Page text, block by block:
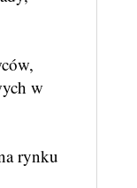
w
rynku